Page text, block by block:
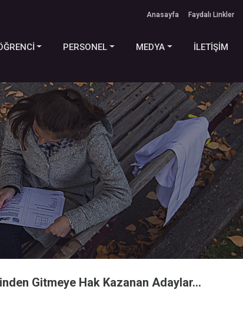
Faydalı Linkler
Anasayfa
PERSONEL MEDYA İLETİŞİM
Gitmeye Hak Kazanan Adaylar...